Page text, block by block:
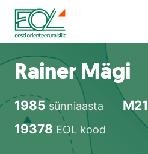
Liigu
sisu
juurde
Uudised
Orienteerujale
Eesti Orienteerumine 100!
Rainer Mägi
1985sünniaasta M21
19378 EOL kood